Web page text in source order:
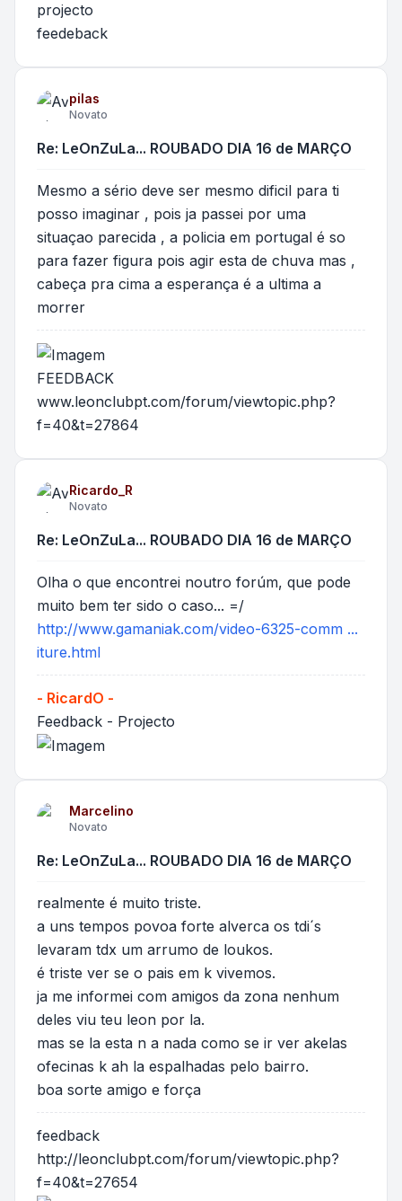
projecto
feedeback
pilas
Novato
Re: LeOnZuLa... ROUBADO DIA 16 de MARÇO
Mesmo a sério deve ser mesmo dificil para ti
posso imaginar , pois ja passei por uma
situaçao parecida , a policia em portugal é so
para fazer figura pois agir esta de chuva mas ,
cabeça pra cima a esperança é a ultima a
morrer
FEEDBACK
www.leonclubpt.com/forum/viewtopic.php?
f=40&t=27864
Ricardo_R
Novato
Re: LeOnZuLa... ROUBADO DIA 16 de MARÇO
Olha o que encontrei noutro forúm, que pode
muito bem ter sido o caso... =/
http://www.gamaniak.com/video-6325-comm ...
iture.html
- RicardO -
Feedback - Projecto
Marcelino
Novato
Re: LeOnZuLa... ROUBADO DIA 16 de MARÇO
realmente é muito triste.
a uns tempos povoa forte alverca os tdi´s
levaram tdx um arrumo de loukos.
é triste ver se o pais em k vivemos.
ja me informei com amigos da zona nenhum
deles viu teu leon por la.
mas se la esta n a nada como se ir ver akelas
ofecinas k ah la espalhadas pelo bairro.
boa sorte amigo e força
feedback
http://leonclubpt.com/forum/viewtopic.php?
f=40&t=27654